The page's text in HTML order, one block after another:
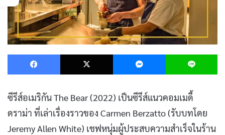
Facebook X Messenger
ซีรีส์อเมริกัน The Bear (2022) เป็นซีรีส์แนวคอมเมดี้
ดราม่า ที่เล่าเรื่องราวของ Carmen Berzatto (รับบทโดย
Jeremy Allen White) เชฟหนุ่มผู้ประสบความสำเร็จในร้าน